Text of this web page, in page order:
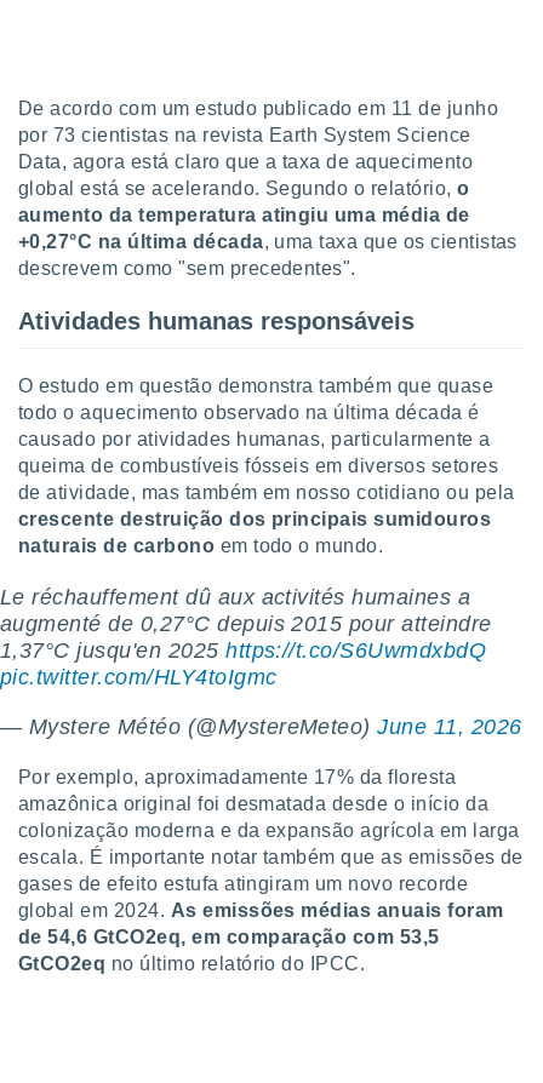
qualquer
em “
na
de
ou aceder
num
para
utilizar
criar
medir
da
medir o
dos
os
de
ou
de dados
De acordo com um estudo publicado em 11 de junho
por 73 cientistas na revista Earth System Science
Data, agora está claro que a taxa de aquecimento
global está se acelerando. Segundo o relatório,o
aumento da temperatura atingiu uma média de
+0,27°C na última década, uma taxa que os cientistas
descrevem como "sem precedentes".
Atividades humanas responsáveis
O estudo em questão demonstra também que quase
todo o aquecimento observado na última década é
causado por atividades humanas, particularmente a
queima de combustíveis fósseis em diversos setores
de atividade, mas também em nosso cotidiano ou pela
crescente destruição dos principais sumidouros
naturais de carbono em todo o mundo.
Le réchauffement dû aux activités humaines a
augmenté de 0,27°C depuis 2015 pour atteindre
1,37°C jusqu'en 2025https://t.co/S6UwmdxbdQ
pic.twitter.com/HLY4toIgmc
— Mystere Météo (@MystereMeteo)June 11, 2026
Por exemplo, aproximadamente 17% da floresta
amazônica original foi desmatada desde o início da
colonização moderna e da expansão agrícola em larga
escala. É importante notar também que as emissões de
gases de efeito estufa atingiram um novo recorde
global em 2024. As emissões médias anuais foram
de 54,6 GtCO2eq, em comparação com 53,5
GtCO2eq no último relatório do IPCC.